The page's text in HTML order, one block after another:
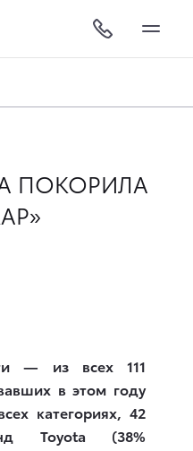
ПОКОРИЛА
— из всех 111
в этом году
категориях, 42
Toyota (38%